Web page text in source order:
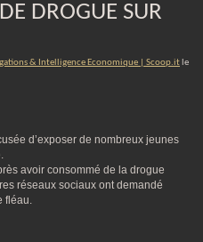
DROGUE SUR
& Intelligence Economique | Scoop.it le
d’exposer de nombreux jeunes
avoir consommé de la drogue
réseaux sociaux ont demandé
fléau.